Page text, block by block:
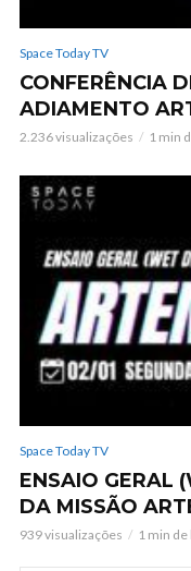
Space Today TV
CONFERÊNCIA
ADIAMENTO
2.236 visualizações 1 min
Space Today TV
ENSAIO GERAL
DA MISSÃO
939 visualizações 1 min